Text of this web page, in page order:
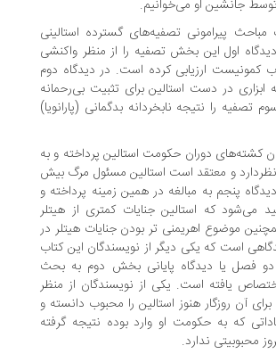
او می‌خوانیم.
تصفیه‌های گسترده استالینی
این بخش تصفیه را از منظر واکنشی
ارزیابی کرده است. در دیدگاه دوم
در دست استالین برای تثبیت بی‌رحمانه
را نتیجه نابخردانه بدگمانی (پارانویا)
دوران حکومت استالین پرداخته و به
و معتقد است استالین مسئول مرگ بیش
پنجم به مبالغه در همین زمینه پرداخته و
که استالین جنایات کمتری از هیتلر
اهریمنی تر بودن جنایات هیتلر در
که یکی دیگر از نویسندگان این کتاب
دیدگاه پایانی بخش دوم به بحث
است. یکی از نویسندگان از منظر
هنوز استالین را محبوب دانسته و
به حکومت او وارد بوده نتیجه گرفته
ندارد.